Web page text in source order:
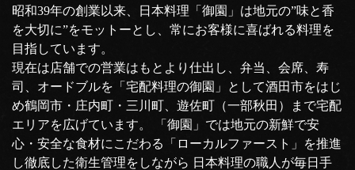
昭和39年の創業以来、日本料理「御園」は地元の”味と香
を大切に”をモットーとし、常にお客様に喜ばれる料理を
目指しています。
現在は店舗での営業はもとより仕出し、弁当、会席、寿
司、オードブルを「宅配料理の御園」として酒田市をはじ
め鶴岡市・庄内町・三川町、遊佐町（一部秋田）まで宅配
エリアを広げています。 「御園」では地元の新鮮で安
心・安全な食材にこだわる「ローカルファースト」を推進
し徹底した衛生管理をしながら 日本料理の職人が毎日手